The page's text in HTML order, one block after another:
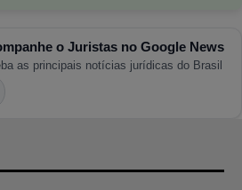
o Juristas no Google News
as principais notícias jurídicas do Brasil